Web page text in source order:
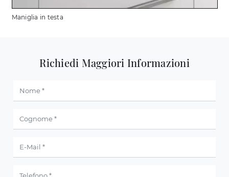
Maniglia in testa
Richiedi Maggiori Informazioni